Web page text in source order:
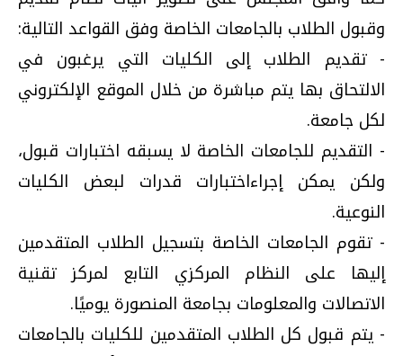
وقبول الطلاب بالجامعات الخاصة وفق القواعد التالية:
- تقديم الطلاب إلى الكليات التي يرغبون في
الالتحاق بها يتم مباشرة من خلال الموقع الإلكتروني
لكل جامعة.
- التقديم للجامعات الخاصة لا يسبقه اختبارات قبول،
ولكن يمكن إجراءاختبارات قدرات لبعض الكليات
النوعية.
- تقوم الجامعات الخاصة بتسجيل الطلاب المتقدمين
إليها على النظام المركزي التابع لمركز تقنية
الاتصالات والمعلومات بجامعة المنصورة يوميًا.
- يتم قبول كل الطلاب المتقدمين للكليات بالجامعات